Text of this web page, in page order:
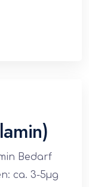
Bedarf
ca. 3-5µg